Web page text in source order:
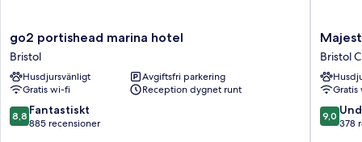
go2
portishead
marina
hotel
Bristol
go2 portishead marina hotel
Bristol
Husdjursvänligt
Avgiftsfri parkering
Gratis wi-fi
Reception dygnet runt
8.8
av
8,8 Fantastiskt
885 recensioner
Majestic
Hotels
Bristol
Bristol
City
Centre
Bristol
9.0
av
9,0
378